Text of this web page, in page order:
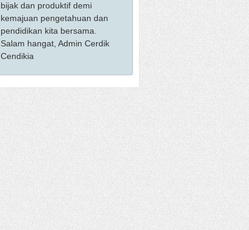
bijak dan produktif demi
kemajuan pengetahuan dan
pendidikan kita bersama.
Salam hangat, Admin Cerdik
Cendikia